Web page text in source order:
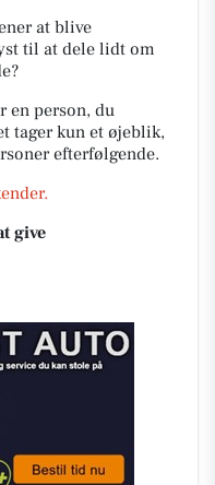
at blive
til at dele lidt om
en person, du
tager kun et øjeblik,
efterfølgende.
give